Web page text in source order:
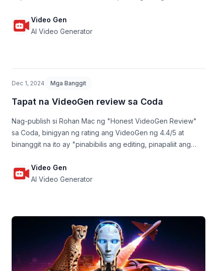
Video Gen
AI Video Generator
Dec 1, 2024 Mga Banggit
Tapat na VideoGen review sa Coda
Nag-publish si Rohan Mac ng "Honest VideoGen Review"
sa Coda, binigyan ng rating ang VideoGen ng 4.4/5 at
binanggit na ito ay "pinabibilis ang editing, pinapaliit ang
Video Gen
AI Video Generator